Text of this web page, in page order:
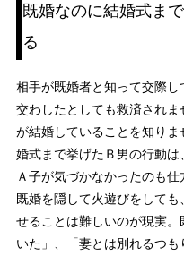
既婚なのに結婚式ま
る
相手が既婚者と知って交際
交わしたとしても救済され
が結婚していることを知り
婚式まで挙げたＢ男の行動は
Ａ子が気づかなかったのも仕
既婚を隠して火遊びをして
せることは難しいのが現実
いた」、「妻とは別れるつ